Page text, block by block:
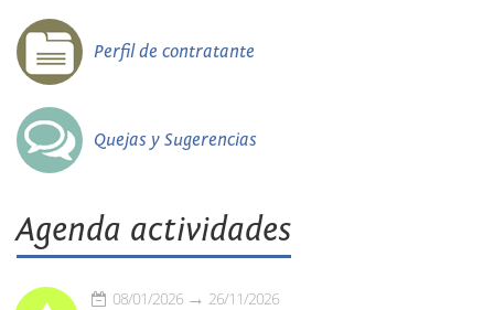
Perfil de contratante
Quejas y Sugerencias
Agenda actividades
08/01/2026 26/11/2026